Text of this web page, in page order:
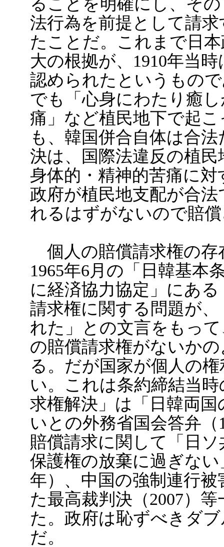
法行為を前提として請
たことだ。これまで日
大の根拠が、1910年当
認められたというもの
でも「心身にわたり癒
痛」など植民地下で起
も、韓国併合自体は合
決は、国際法違反の植
身体的・精神的苦痛に
政府が植民地支配が合
れるはずがないので賠
個人の賠償請求権の存
1965年6月の「日韓基本
に経済協力協定」にあ
請求権に関する問題が
れた」との文言をもっ
の賠償請求権がないか
る。だが国家が個人の
い。これは条約締結当
求権解決」は「日韓両
いとの外務省国会答弁
賠償請求に関して「日
保護権の放棄に過ぎな
年）、中国の強制連行
た最高裁判決（2007）
た。政府は恥ずべきダ
だ。